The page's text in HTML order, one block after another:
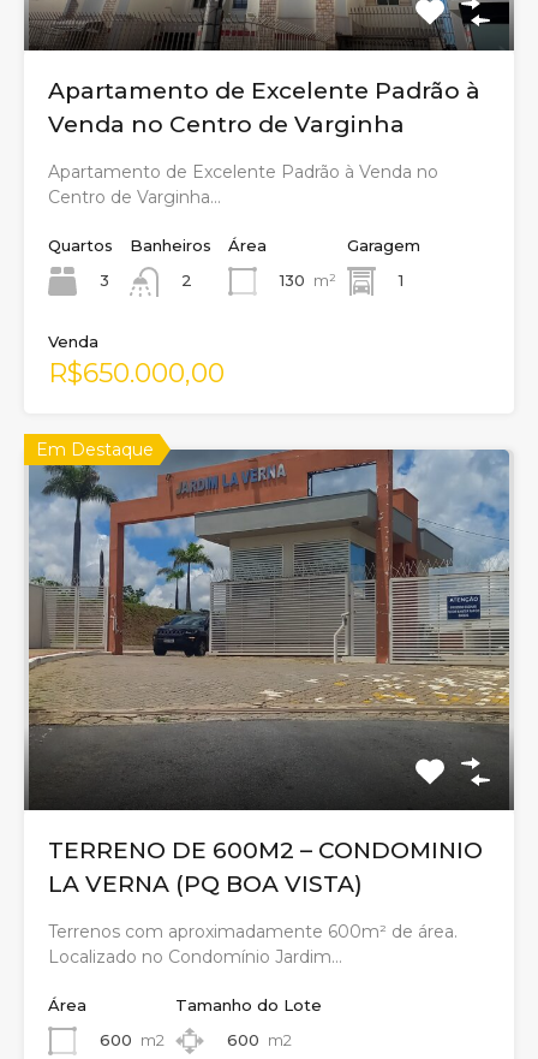
Apartamento de Excelente Padrão à
Venda no Centro de Varginha
Apartamento de Excelente Padrão à Venda no
Centro de Varginha…
Quartos
3
Banheiros
2
Área
130 m²
Garagem
1
Venda
R$650.000,00
Em Destaque
TERRENO DE 600M2 – CONDOMINIO
LA VERNA (PQ BOA VISTA)
Terrenos com aproximadamente 600m² de área.
Localizado no Condomínio Jardim…
Área
600 m2
Tamanho do Lote
600 m2